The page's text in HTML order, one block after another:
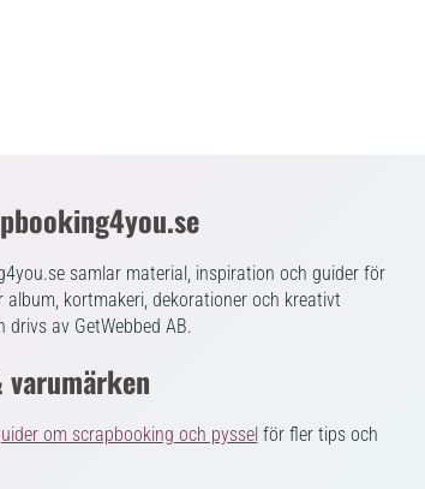
samlar material, inspiration och guider för
album, kortmakeri, dekorationer och kreativt
drivs av GetWebbed AB.
varumärken
om scrapbooking och pyssel för fler tips och